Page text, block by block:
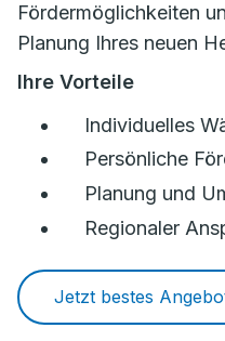
Fördermöglichkeiten
Planung Ihres neuen
Ihre Vorteile
Individuelles
Persönliche
Planung und
Regionaler
Jetzt bestes